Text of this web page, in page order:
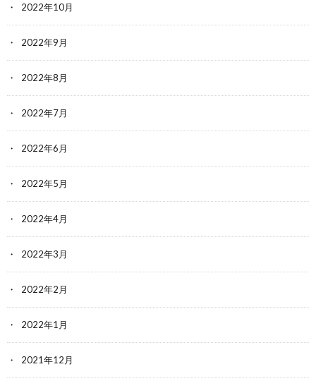
2022年10月
2022年9月
2022年8月
2022年7月
2022年6月
2022年5月
2022年4月
2022年3月
2022年2月
2022年1月
2021年12月